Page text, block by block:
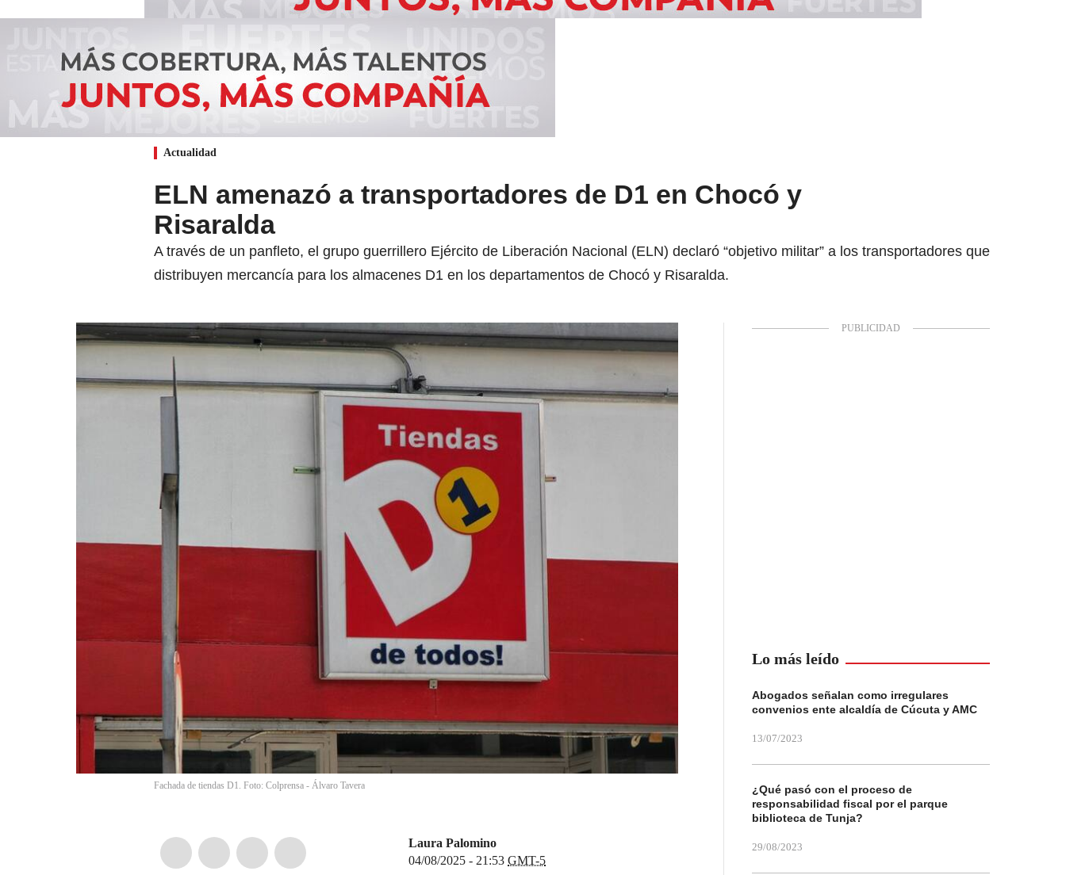
Actualidad
ELN amenazó a transportadores de D1 en Chocó y
Risaralda
A través de un panfleto, el grupo guerrillero Ejército de Liberación Nacional (ELN) declaró “objetivo militar” a los transportadores que
distribuyen mercancía para los almacenes D1 en los departamentos de Chocó y Risaralda.
Fachada de tiendas D1. Foto: Colprensa - Álvaro Tavera
Laura Palomino
04/08/2025 - 21:53 GMT-5
Lo más leído
Abogados señalan como irregulares
convenios ente alcaldía de Cúcuta y AMC
13/07/2023
¿Qué pasó con el proceso de
responsabilidad fiscal por el parque
biblioteca de Tunja?
29/08/2023